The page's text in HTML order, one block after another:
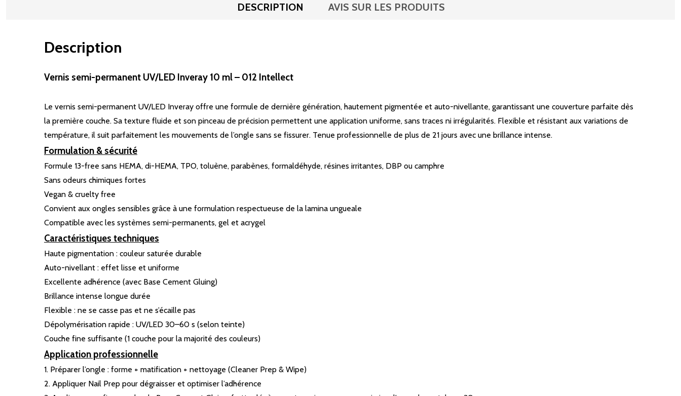
DESCRIPTION AVIS SUR LES PRODUITS
Description
Vernis semi-permanent UV/LED Inveray 10 ml – 012 Intellect
Le vernis semi-permanent UV/LED Inveray offre une formule de dernière génération, hautement pigmentée et auto-nivellante, garantissant une couverture parfaite dès
la première couche. Sa texture fluide et son pinceau de précision permettent une application uniforme, sans traces ni irrégularités. Flexible et résistant aux variations de
température, il suit parfaitement les mouvements de l’ongle sans se fissurer. Tenue professionnelle de plus de 21 jours avec une brillance intense.
Formulation & sécurité
Formule 13-free sans HEMA, di-HEMA, TPO, toluène, parabènes, formaldéhyde, résines irritantes, DBP ou camphre
Sans odeurs chimiques fortes
Vegan & cruelty free
Convient aux ongles sensibles grâce à une formulation respectueuse de la lamina ungueale
Compatible avec les systèmes semi-permanents, gel et acrygel
Caractéristiques techniques
Haute pigmentation : couleur saturée durable
Auto-nivellant : effet lisse et uniforme
Excellente adhérence (avec Base Cement Gluing)
Brillance intense longue durée
Flexible : ne se casse pas et ne s’écaille pas
Dépolymérisation rapide : UV/LED 30–60 s (selon teinte)
Couche fine suffisante (1 couche pour la majorité des couleurs)
Application professionnelle
1. Préparer l’ongle : forme + matification + nettoyage (Cleaner Prep & Wipe)
2. Appliquer Nail Prep pour dégraisser et optimiser l’adhérence